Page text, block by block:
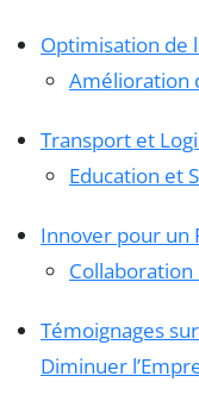
Optimisation de
Amélioration
Transport et
Education et
Innover pour un
Témoignages
Diminuer